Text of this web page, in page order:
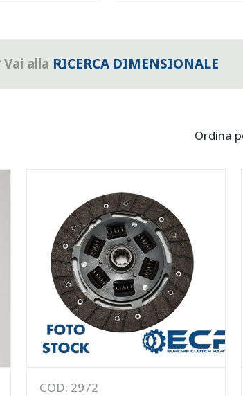
alla RICERCA DIMENSIONALE
COD: 2972